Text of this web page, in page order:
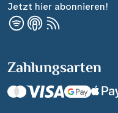
Jetzt hier abonnieren!
Zahlungsarten